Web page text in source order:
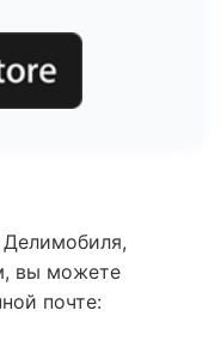
вы можете
почте: